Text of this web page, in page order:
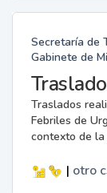
Secretaría de
Gabinete de
Traslados
Febriles de
contexto de la
| otro